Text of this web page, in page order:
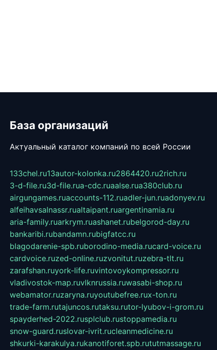
База организаций
Актуальный каталог компаний по всей России
133chel.ru13autor-kolonka.ru2864420.ru2rich.ru
3-d-file.ru3d-file.rua-cdc.ruaalse.rua380club.ru
airgungames.ruaccounts-112.ruadler-jun.ruadonyev.ru
alfeihavsalnassr.rualtaipant.ruargentinamia.ru
aria-family.ruarkrym.ruashanet.rubelgorod-day.ru
bankaribi.rubandamn.rubigfatcc.ru
blagodarenie-spb.ruborodino-media.rucard-voice.ru
cardvoice.ruzed-online.ruzvonitut.ruzebra-tlt.ru
zarafshan.ruyork-life.ruvintovoykompressor.ru
vladivostok-map.ruvlknrussia.ruwasabi-shop.ru
webamator.ruzaryna.ruyoutubefree.rux-ton.ru
trade-farm.rutajuncos.rutaksu.rutor-lyubov-i-grom.ru
spayderhed-2022.rusplclub.rustoppamedia.ru
snow-guard.ruslovar-ivrit.rucleanmedicine.ru
shkurki-karakulya.rukanotiforet.spb.rututmassage.ru